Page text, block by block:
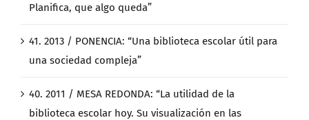
Planifica, que algo queda”
41. 2013 / PONENCIA: “Una biblioteca escolar útil para
una sociedad compleja”
40. 2011 / MESA REDONDA: “La utilidad de la
biblioteca escolar hoy. Su visualización en las